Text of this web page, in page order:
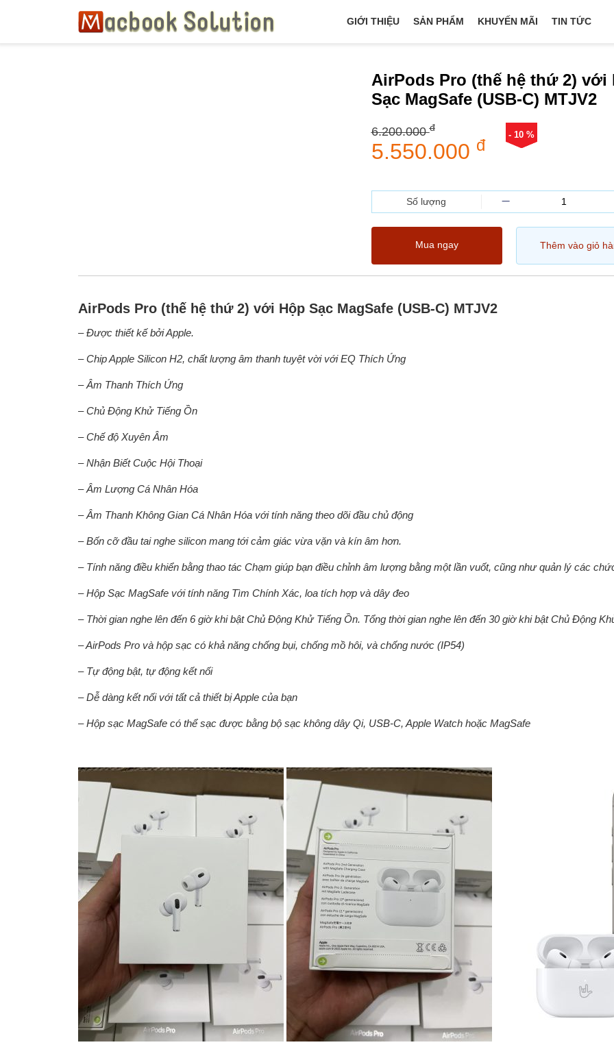
GIỚI THIỆU SẢN PHẨM KHUYẾN MÃI TIN TỨC
AirPods Pro (thế hệ thứ 2) với
Sạc MagSafe (USB-C) MTJV2
6.200.000đ
5.550.000 đ
- 10 %
Số lượng
Mua ngay Thêm vào giỏ
AirPods Pro (thế hệ thứ 2) với Hộp Sạc MagSafe (USB-C) MTJV2
– Được thiết kế bởi Apple.
– Chip Apple Silicon H2, chất lượng âm thanh tuyệt vời với EQ Thích Ứng
– Âm Thanh Thích Ứng
– Chủ Động Khử Tiếng Ồn
– Chế độ Xuyên Âm
– Nhận Biết Cuộc Hội Thoại
– Âm Lượng Cá Nhân Hóa
– Âm Thanh Không Gian Cá Nhân Hóa với tính năng theo dõi đầu chủ động
– Bốn cỡ đầu tai nghe silicon mang tới cảm giác vừa vặn và kín âm hơn.
– Tính năng điều khiển bằng thao tác Chạm giúp bạn điều chỉnh âm lượng bằng một lần vuốt, cũng như quản lý các
– Hộp Sạc MagSafe với tính năng Tìm Chính Xác, loa tích hợp và dây đeo
– Thời gian nghe lên đến 6 giờ khi bật Chủ Động Khử Tiếng Ồn. Tổng thời gian nghe lên đến 30 giờ khi bật Chủ Động
– AirPods Pro và hộp sạc có khả năng chống bụi, chống mồ hôi, và chống nước (IP54)
– Tự động bật, tự động kết nối
– Dễ dàng kết nối với tất cả thiết bị Apple của bạn
– Hộp sạc MagSafe có thể sạc được bằng bộ sạc không dây Qi, USB-C, Apple Watch hoặc MagSafe